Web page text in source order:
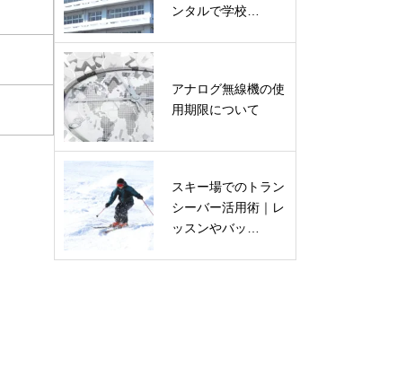
ンタルで学校…
アナログ無線機の使
用期限について
スキー場でのトラン
シーバー活用術｜レ
ッスンやバッ…